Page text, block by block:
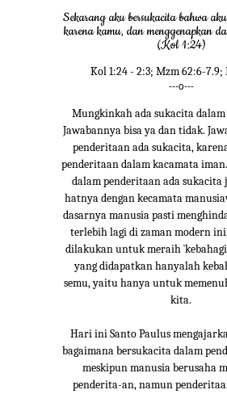
Sekarang aku bersukacita bahwa
karena kamu, dan menggenapkan
(Kol 1:24)
Kol 1:24 - 2:3; Mzm 62:6-7.9;
---o---
Mungkinkah ada sukacita
Jawabannya bisa ya dan tidak.
penderitaan ada sukacita,
penderitaan dalam kacamata
dalam penderitaan ada
hatnya dengan kecamata
dasarnya manusia pasti
terlebih lagi di zaman modern
dilakukan untuk meraih
yang didapatkan hanyalah
semu, yaitu hanya untuk
kita.
Hari ini Santo Paulus
bagaimana bersukacita dalam
meskipun manusia berusaha
penderita-an, namun